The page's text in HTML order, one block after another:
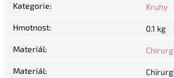
Kategorie: Kruhy
Hmotnost: 0.1 kg
Materiál:
Materiál: